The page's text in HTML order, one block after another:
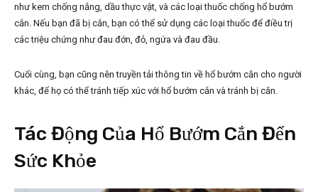
như kem chống nắng, dầu thực vật, và các loại thuốc chống hổ bướm
cắn. Nếu bạn đã bị cắn, bạn có thể sử dụng các loại thuốc để điều trị
các triệu chứng như đau đớn, đỏ, ngứa và đau đầu.
Cuối cùng, bạn cũng nên truyền tải thông tin về hổ bướm cắn cho người
khác, để họ có thể tránh tiếp xúc với hổ bướm cắn và tránh bị cắn.
Tác Động Của Hổ Bướm Cắn Đến
Sức Khỏe